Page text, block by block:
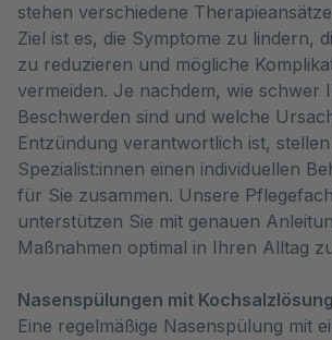
stehen verschiedene
Ziel ist es, die Symptome zu lindern,
zu reduzieren und mögliche
vermeiden. Je nachdem, wie schwer
Beschwerden sind und welche
Entzündung verantwortlich ist,
Spezialist:innen einen individuellen
für Sie zusammen. Unsere
unterstützen Sie mit genauen
Maßnahmen optimal in Ihren Alltag
Nasenspülungen mit Kochsalzlösung
Eine regelmäßige Nasenspülung mit